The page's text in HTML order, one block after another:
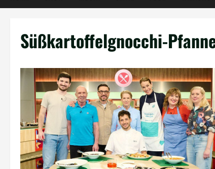
Süßkartoffelgnocchi-